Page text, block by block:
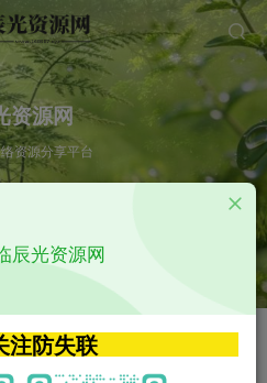
资源网
资源分享平台
APP源码
影视源码
辰光资源网
注防失联